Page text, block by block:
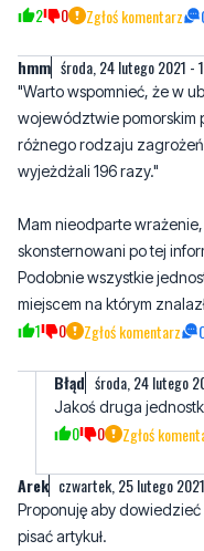
"Warto wspomnieć, że w
różnego rodzaju
wyjeżdżali 196 razy."
Mam nieodparte wrażenie,
skonsternowani po tej
miejscem na którym
1 0 Zgłoś komentarz
Błąd środa, 24 lutego
Jakoś druga
czwartek, 25 lutego
Proponuję aby
OSP Wejherowo jak to
województwie
miało 196 pożarów,łączna